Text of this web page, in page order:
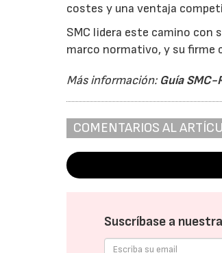
costes y una ventaja
SMC lidera este camino con
marco normativo, y su firme
Más información: Guía
COMENTARIOS AL
Suscríbase a